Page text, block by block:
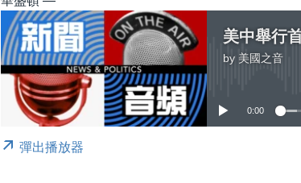
by 美國之音
No media source
0:00
彈出播放器